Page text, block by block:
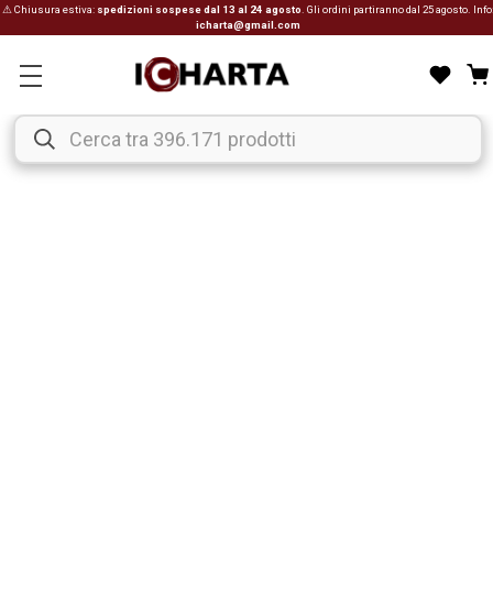
⚠ Chiusura estiva: spedizioni sospese dal 13 al 24 agosto . Gli ordini partiranno dal 25 agosto. Info:
icharta@gmail.com